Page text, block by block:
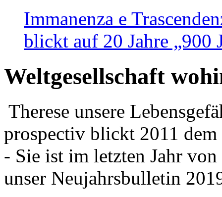
Immanenza e
blickt auf 20 Jahre „900
Weltgesellschaft
Therese unsere
prospectiv blickt 2011
- Sie ist im letzten Jahr
unser Neujahrsbulletin